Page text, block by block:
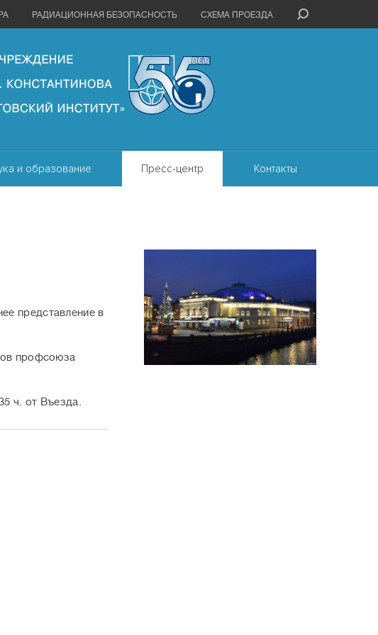
РАДИАЦИОННАЯ БЕЗОПАСНОСТЬ СХЕМА ПРОЕЗДА
и образование Пресс-центр Контакты
представление в
профсоюза
ч. от Въезда.